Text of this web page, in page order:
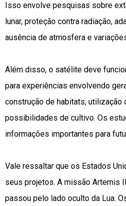
Isso envolve pesquisas sobre
lunar, proteção contra radiação,
ausência de atmosfera e
Além disso, o satélite deve
para experiências envolvendo
construção de habitats, utilização
possibilidades de cultivo. Os
informações importantes para
Vale ressaltar que os Estados
seus projetos. A missão Artemis
passou pelo lado oculto da Lua.